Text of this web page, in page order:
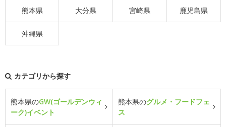
熊本県 大分県 宮崎県 鹿児島県
沖縄県
カテゴリから探す
熊本県のGW(ゴールデンウィ
ーク)イベント
熊本県のグルメ・フードフェ
ス